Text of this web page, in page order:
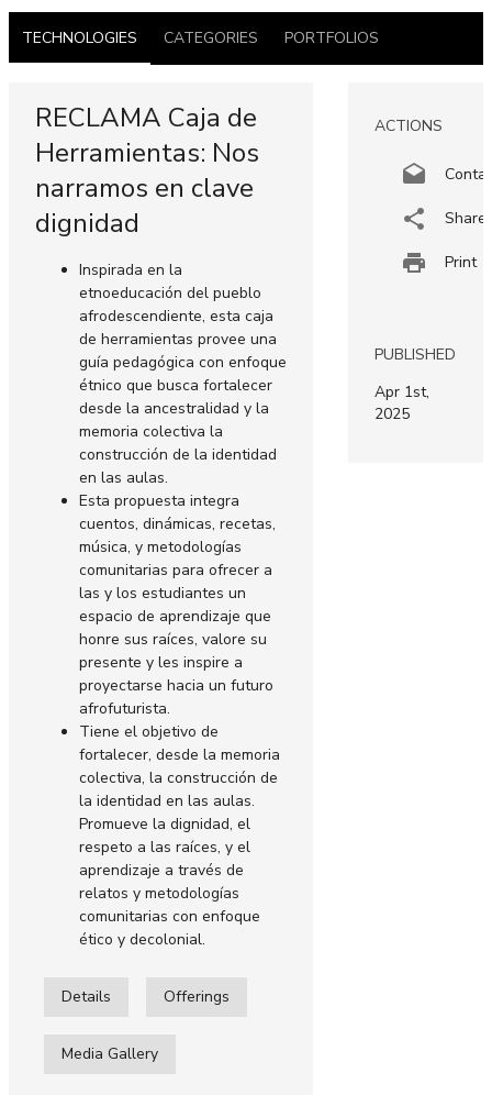
TECHNOLOGIES CATEGORIES PORTFOLIOS
RECLAMA Caja de
Herramientas: Nos
narramos en clave
dignidad
Inspirada en la
etnoeducación del pueblo
afrodescendiente, esta caja
de herramientas provee una
guía pedagógica con enfoque
étnico que busca fortalecer
desde la ancestralidad y la
memoria colectiva la
construcción de la identidad
en las aulas.
Esta propuesta integra
cuentos, dinámicas, recetas,
música, y metodologías
comunitarias para ofrecer a
las y los estudiantes un
espacio de aprendizaje que
honre sus raíces, valore su
presente y les inspire a
proyectarse hacia un futuro
afrofuturista.
Tiene el objetivo de
fortalecer, desde la memoria
colectiva, la construcción de
la identidad en las aulas.
Promueve la dignidad, el
respeto a las raíces, y el
aprendizaje a través de
relatos y metodologías
comunitarias con enfoque
ético y decolonial.
Details Offerings
Media Gallery
ACTIONS
Share
Print
PUBLISHED
Apr 1st,
2025